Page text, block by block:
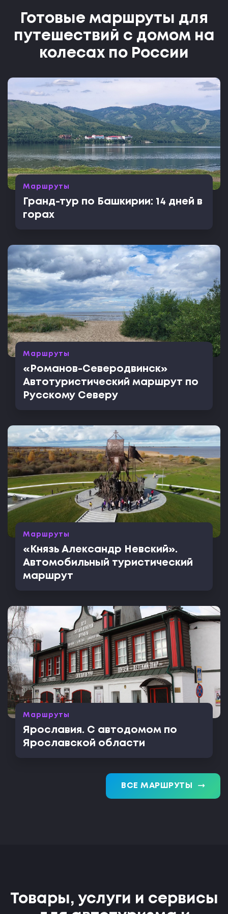
Готовые маршруты для
путешествий с домом на
колесах по России
Маршруты
Гранд-тур по Башкирии: 14 дней в
горах
Маршруты
«Романов-Северодвинск»
Автотуристический маршрут по
Русскому Северу
Маршруты
«Князь Александр Невский».
Автомобильный туристический
маршрут
Маршруты
Ярославия. С автодомом по
Ярославской области
ВСЕ МАРШРУТЫ trending_flat
Товары, услуги и сервисы